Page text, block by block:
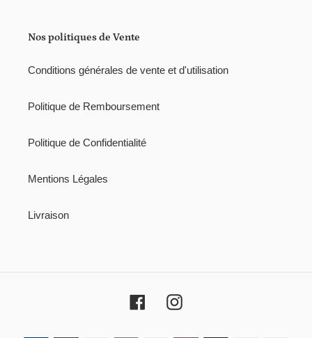
n
:
Nos politiques de Vente
Conditions générales de vente et d'utilisation
Politique de Remboursement
Politique de Confidentialité
Mentions Légales
Livraison
FacebookInstagram